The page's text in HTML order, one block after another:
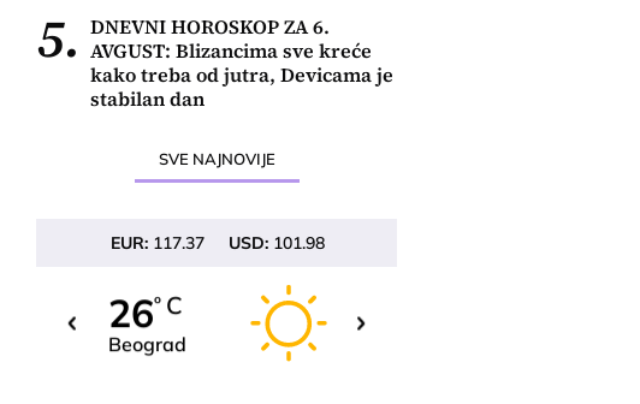
5. DNEVNI HOROSKOP ZA 6.
AVGUST: Blizancima sve kreće
kako treba od jutra, Devicama je
stabilan dan
SVE NAJNOVIJE
EUR: 117.37 USD: 101.98
26o C
Beograd